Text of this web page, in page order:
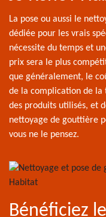
La pose ou aussi le
dédiée pour les vrais
nécessite du temps et
prix sera le plus
que généralement, le
de la complication de la
des produits utilisés, et
nettoyage de gouttière
vous ne le pensez.
Bénéficiez